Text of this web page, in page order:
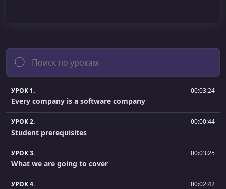
Поиск
УРОК 1. 00:03:24
Every company is a software company
УРОК 2. 00:00:44
Student prerequisites
УРОК 3. 00:03:25
What we are going to cover
УРОК 4. 00:02:42